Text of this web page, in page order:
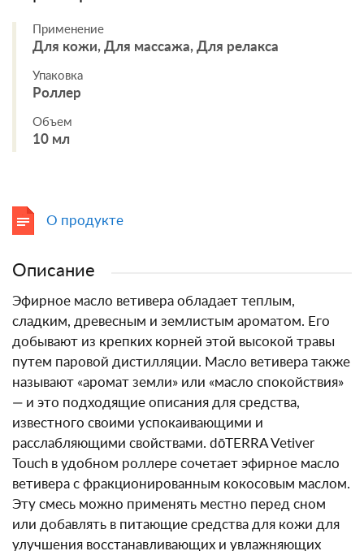
Применение
Для кожи, Для массажа, Для релакса
Упаковка
Роллер
Объем
10 мл
О продукте
Описание
Эфирное масло ветивера обладает теплым,
сладким, древесным и землистым ароматом. Его
добывают из крепких корней этой высокой травы
путем паровой дистилляции. Масло ветивера также
называют «аромат земли» или «масло спокойствия»
— и это подходящие описания для средства,
известного своими успокаивающими и
расслабляющими свойствами. dōTERRA Vetiver
Touch в удобном роллере сочетает эфирное масло
ветивера с фракционированным кокосовым маслом.
Эту смесь можно применять местно перед сном
или добавлять в питающие средства для кожи для
улучшения восстанавливающих и увлажняющих